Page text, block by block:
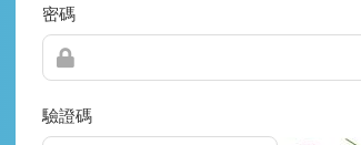
密碼
驗證碼